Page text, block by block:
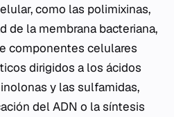
como las polimixinas,
de la membrana bacteriana,
componentes celulares
dirigidos a los ácidos
y las sulfamidas,
del ADN o la síntesis